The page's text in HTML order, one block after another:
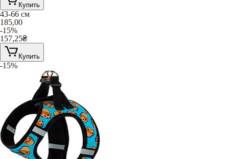
Купить
43-66 см
185,00
-15%
157,25₴
Купить
-15%